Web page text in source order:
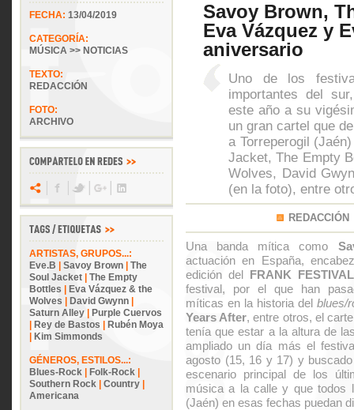
FECHA: 13/04/2019
CATEGORÍA:
MÚSICA >> NOTICIAS
TEXTO:
REDACCIÓN
FOTO:
ARCHIVO
ARTISTAS, GRUPOS...:
Eve.B
Savoy Brown
The
Soul Jacket
The Empty
Bottles
Eva Vázquez & the
Wolves
David Gwynn
Saturn Alley
Purple Cuervos
Rey de Bastos
Rubén Moya
Kim Simmonds
GÉNEROS, ESTILOS...:
Blues-Rock
Folk-Rock
Southern Rock
Country
Americana
Savoy Brown,
Eva Vázquez y
aniversario
Uno de los
importantes del
este año a su
un gran cartel que
a Torreperogil
Jacket, The Empty
Wolves, David
(en la foto), entre
REDACCIÓN
Una banda mítica como
actuación en España,
edición del FRANK FESTIVAL
festival, por el que han
míticas en la historia del blues/
Years After, entre otros, el
tenía que estar a la altura de
ampliado un día más el
agosto (15, 16 y 17) y
escenario principal de los
música a la calle y que todos
(Jaén) en esas fechas puedan